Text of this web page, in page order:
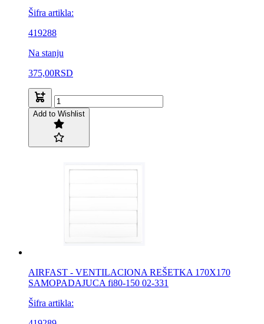
Šifra artikla:
419288
Na stanju
375,00RSD
Add to Wishlist
AIRFAST - VENTILACIONA REŠETKA 170X170
SAMOPADAJUCA fi80-150 02-331
Šifra artikla: